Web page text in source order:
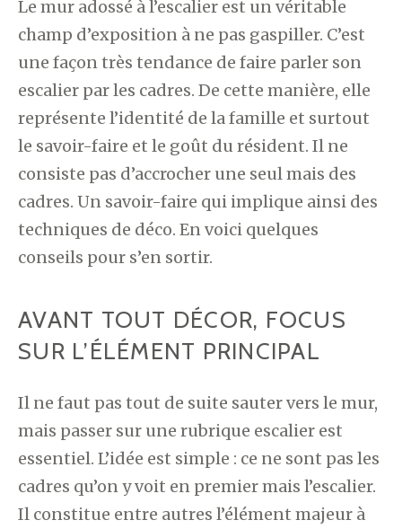
Le mur adossé à l’escalier est un véritable
champ d’exposition à ne pas gaspiller. C’est
une façon très tendance de faire parler son
escalier par les cadres. De cette manière, elle
représente l’identité de la famille et surtout
le savoir-faire et le goût du résident. Il ne
consiste pas d’accrocher une seul mais des
cadres. Un savoir-faire qui implique ainsi des
techniques de déco. En voici quelques
conseils pour s’en sortir.
AVANT TOUT DÉCOR, FOCUS
SUR L’ÉLÉMENT PRINCIPAL
Il ne faut pas tout de suite sauter vers le mur,
mais passer sur une rubrique escalier est
essentiel. L’idée est simple : ce ne sont pas les
cadres qu’on y voit en premier mais l’escalier.
Il constitue entre autres l’élément majeur à